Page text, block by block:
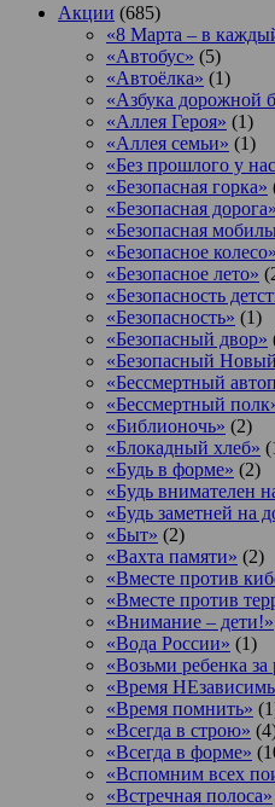
Акции (685)
«8 Марта – в
«Автобус» (5)
«Автоёлка» (1)
«Азбука дорожной
«Аллея Героя» (1)
«Аллея семьи» (1)
«Без прошлого у
«Безопасная горка»
«Безопасная дорога»
«Безопасная
«Безопасное колесо»
«Безопасное лето»
«Безопасность
«Безопасность» (1)
«Безопасный двор»
«Безопасный
«Бессмертный
«Бессмертный
«Библионочь» (2)
«Блокадный хлеб»
«Будь в форме» (2)
«Будь внимателен
«Будь заметней на
«Быт» (2)
«Вахта памяти» (2)
«Вместе против
«Вместе против
«Внимание – дети!»
«Вода России» (1)
«Возьми ребенка за
«Время
«Время помнить»
«Всегда в строю»
«Всегда в форме»
«Вспомним всех
«Встречная полоса»